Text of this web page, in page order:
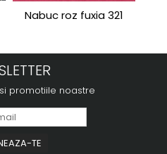
Nabuc roz fuxia 321
promotiile noastre